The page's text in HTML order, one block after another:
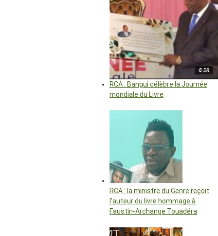
© DR
RCA : Bangui célèbre la Journée
mondiale du Livre
RCA : la ministre du Genre reçoit
l’auteur du livre hommage à
Faustin-Archange Touadéra